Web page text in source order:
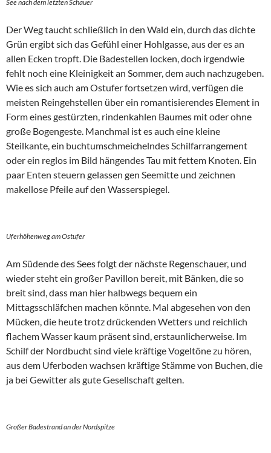
See nach dem letzten Schauer
Der Weg taucht schließlich in den Wald ein, durch das dichte
Grün ergibt sich das Gefühl einer Hohlgasse, aus der es an
allen Ecken tropft. Die Badestellen locken, doch irgendwie
fehlt noch eine Kleinigkeit an Sommer, dem auch nachzugeben.
Wie es sich auch am Ostufer fortsetzen wird, verfügen die
meisten Reingehstellen über ein romantisierendes Element in
Form eines gestürzten, rindenkahlen Baumes mit oder ohne
große Bogengeste. Manchmal ist es auch eine kleine
Steilkante, ein buchtumschmeichelndes Schilfarrangement
oder ein reglos im Bild hängendes Tau mit fettem Knoten. Ein
paar Enten steuern gelassen gen Seemitte und zeichnen
makellose Pfeile auf den Wasserspiegel.
Uferhöhenweg am Ostufer
Am Südende des Sees folgt der nächste Regenschauer, und
wieder steht ein großer Pavillon bereit, mit Bänken, die so
breit sind, dass man hier halbwegs bequem ein
Mittagsschläfchen machen könnte. Mal abgesehen von den
Mücken, die heute trotz drückenden Wetters und reichlich
flachem Wasser kaum präsent sind, erstaunlicherweise. Im
Schilf der Nordbucht sind viele kräftige Vogeltöne zu hören,
aus dem Uferboden wachsen kräftige Stämme von Buchen, die
ja bei Gewitter als gute Gesellschaft gelten.
Großer Badestrand an der Nordspitze